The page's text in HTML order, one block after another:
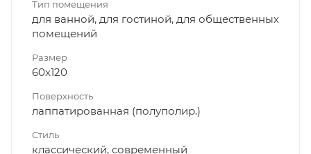
Тип помещения
для ванной, для гостиной, для общественных
помещений
Размер
60x120
Поверхность
лаппатированная (полуполир.)
Стиль
классический, современный